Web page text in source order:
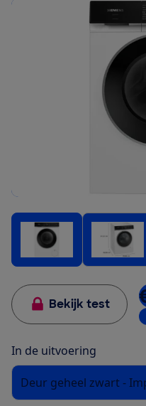
Bekijk test
In de uitvoering
Deur geheel zwart -